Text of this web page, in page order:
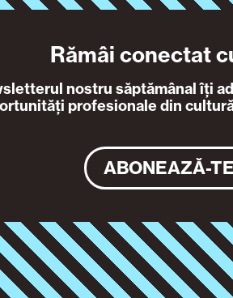
Rămâi conectat
nostru săptămânal îți
profesionale din
ABONEAZĂ-TE